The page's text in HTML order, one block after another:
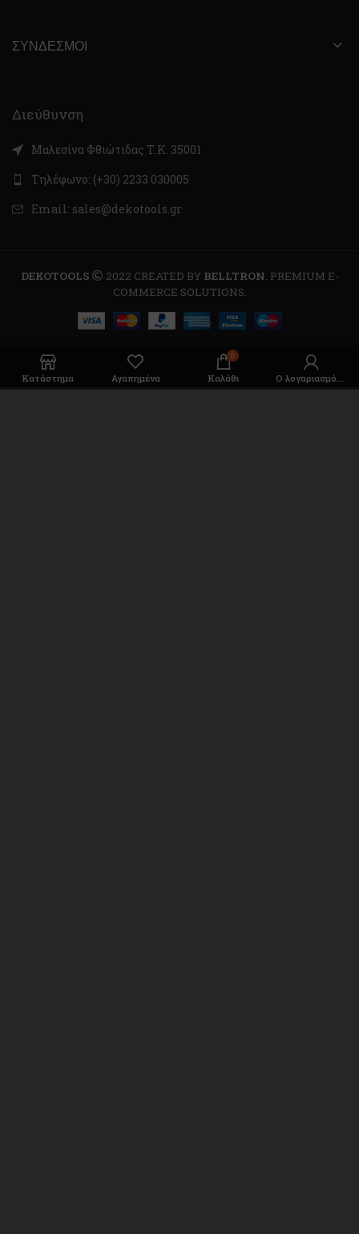
ΣΎΝΔΕΣΜΟΙ
Διεύθυνση
Μαλεσίνα Φθιώτιδας Τ.Κ. 35001
Τηλέφωνο: (+30) 2233 030005
Email: sales@dekotools.gr
DEKOTOOLS 2022 CREATED BY BELLTRON. PREMIUM E-
COMMERCE SOLUTIONS.
Κατάστημα Αγαπημένα
0
Καλάθι Ο λογαριασμός μου